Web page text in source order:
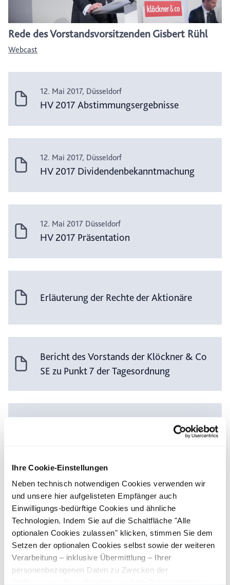
Ihre Cookie-Einstellungen
Neben technisch notwendigen Cookies verwenden wir
und unsere hier aufgelisteten Empfänger auch
Einwilligungs-bedürftige Cookies und ähnliche
Technologien. Indem Sie auf die Schaltfläche "Alle
optionalen Cookies zulassen" klicken, stimmen Sie dem
Setzen der optionalen Cookies selbst sowie der weiteren
Verarbeitung – inklusive Übermittlung – Ihrer
personenbezogenen Daten zu Zwecken der
Rede des Vorstandsvorsitzenden Gisbert Rühl
Webcast
12. Mai 2017, Düsseldorf
HV 2017 Abstimmungsergebnisse
12. Mai 2017, Düsseldorf
HV 2017 Dividendenbekanntmachung
12. Mai 2017 Düsseldorf
HV 2017 Präsentation
Erläuterung der Rechte der Aktionäre
Bericht des Vorstands der Klöckner & Co
SE zu Punkt 7 der Tagesordnung
Bericht des Vorstands der Klöckner & Co
Geschäftsbericht 2016
Vorschlag an die HV